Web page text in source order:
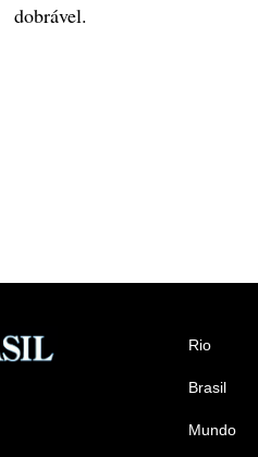
dobrável.
Rio
Brasil
Mundo